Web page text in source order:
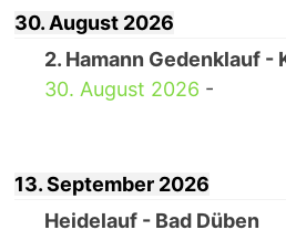
30. August 2026
2. Hamann Gedenklauf -
30. August 2026 -
13. September 2026
Heidelauf - Bad Düben